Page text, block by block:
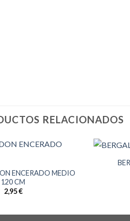
RELACIONADOS
ENCERADO MEDIO
120 CM
2,95€